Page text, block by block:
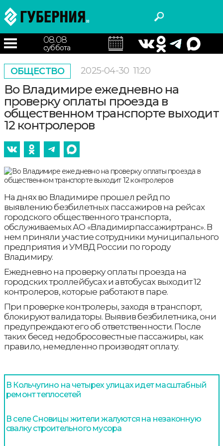
08.08
суббота
ОБЩЕСТВО 2025-04-30 11:20
Во Владимире ежедневно на
проверку оплаты проезда в
общественном транспорте выходит
12 контролеров
На днях во Владимире прошел рейд по
выявлению безбилетных пассажиров на рейсах
городского общественного транспорта,
обслуживаемых АО «Владимирпассажиртранс». В
нем приняли участие сотрудники муниципального
предприятия и УМВД России по городу
Владимиру.
Ежедневно на проверку оплаты проезда на
городских троллейбусах и автобусах выходит 12
контролеров, которые работают в паре.
При проверке контролеры, заходя в транспорт,
блокируют валидаторы. Выявив безбилетника, они
предупреждают его об ответственности. После
таких бесед недобросовестные пассажиры, как
правило, немедленно производят оплату.
В Кольчугино на четырех улицах идет масштабный
ремонт теплосетей
В селе Сновицы жители жалуются на незаконную
свалку строительного мусора